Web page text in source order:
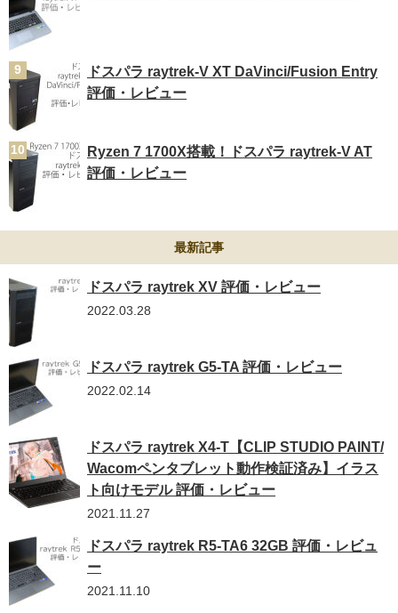
ドスパラ raytrek-V XT DaVinci/Fusion Entry
評価・レビュー
Ryzen 7 1700X搭載！ドスパラ raytrek-V AT
評価・レビュー
最新記事
ドスパラ raytrek XV 評価・レビュー
2022.03.28
ドスパラ raytrek G5-TA 評価・レビュー
2022.02.14
ドスパラ raytrek X4-T【CLIP STUDIO PAINT/
Wacomペンタブレット動作検証済み】イラス
ト向けモデル 評価・レビュー
2021.11.27
ドスパラ raytrek R5-TA6 32GB 評価・レビュ
ー
2021.11.10